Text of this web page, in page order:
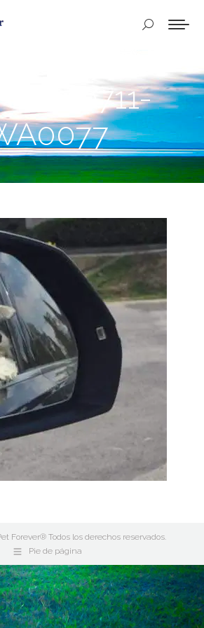
Buscar:
20240711-
Forever® Todos los derechos reservados.
Pie de página